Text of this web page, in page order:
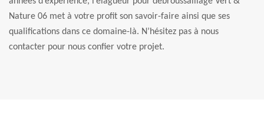
Nature 06 met à votre profit son savoir-faire ainsi que ses
qualifications dans ce domaine-là. N’hésitez pas à nous
contacter pour nous confier votre projet.